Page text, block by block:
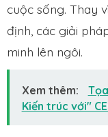
cuộc sống. Thay
định, các giải
minh lên ngôi.
Xem thêm:
Kiến trúc với"